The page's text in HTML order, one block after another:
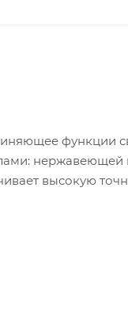
функции
нержавеющей
высокую